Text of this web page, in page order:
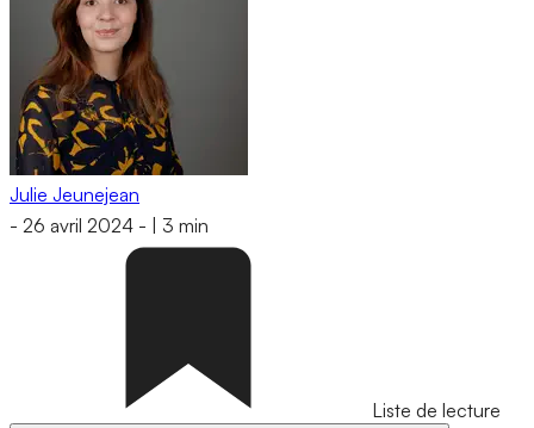
Julie Jeunejean
- 26 avril 2024 - 3 min
Liste de lecture